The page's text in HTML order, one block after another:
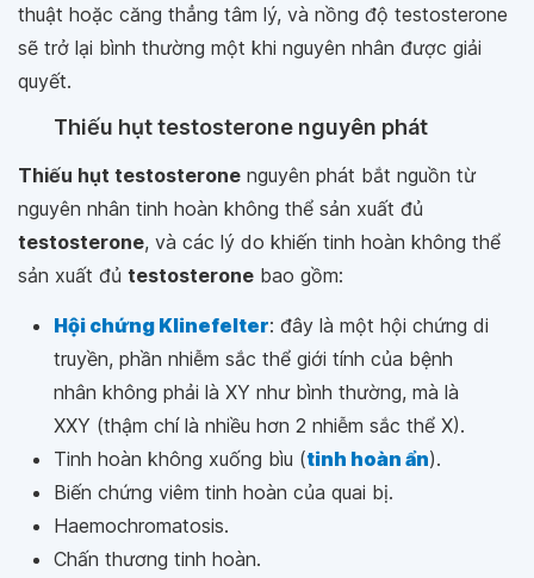
thuật hoặc căng thẳng tâm lý, và nồng độ testosterone
sẽ trở lại bình thường một khi nguyên nhân được giải
quyết.
Thiếu hụt testosterone nguyên phát
Thiếu hụt testosterone nguyên phát bắt nguồn từ
nguyên nhân tinh hoàn không thể sản xuất đủ
testosterone, và các lý do khiến tinh hoàn không thể
sản xuất đủ testosterone bao gồm:
Hội chứng Klinefelter: đây là một hội chứng di
truyền, phần nhiễm sắc thể giới tính của bệnh
nhân không phải là XY như bình thường, mà là
XXY (thậm chí là nhiều hơn 2 nhiễm sắc thể X).
Tinh hoàn không xuống bìu (tinh hoàn ẩn).
Biến chứng viêm tinh hoàn của quai bị.
Haemochromatosis.
Chấn thương tinh hoàn.